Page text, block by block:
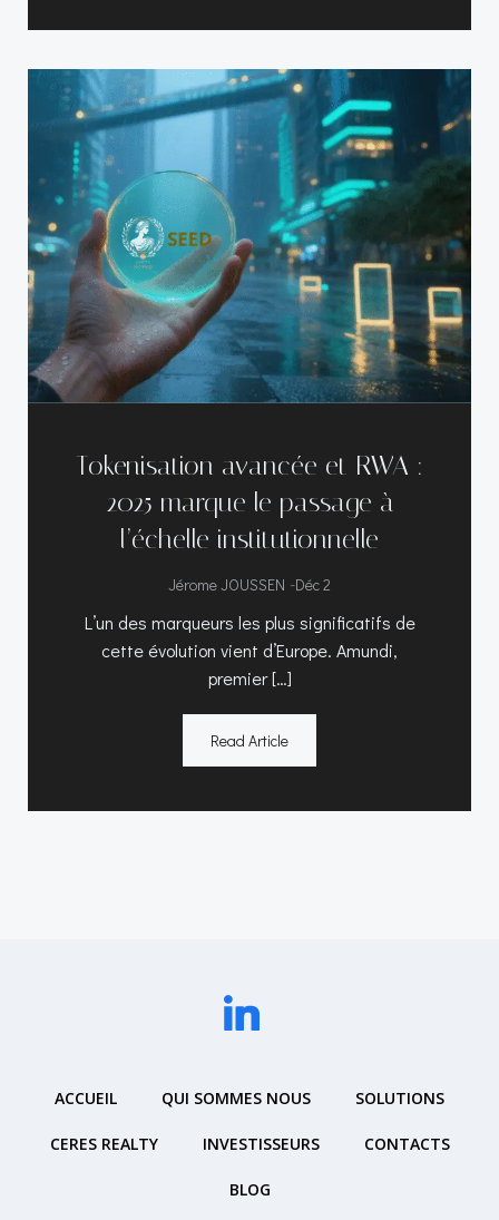
Tokenisation avancée et RWA :
2025 marque le passage à
l’échelle institutionnelle
Jérome JOUSSEN -Déc 2
L’un des marqueurs les plus significatifs de
cette évolution vient d’Europe. Amundi,
premier […]
Read Article
ACCUEIL QUI SOMMES NOUS SOLUTIONS
CERES REALTY INVESTISSEURS CONTACTS
BLOG